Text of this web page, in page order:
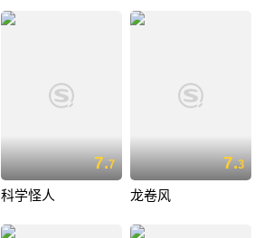
7.7
科学怪人
7.3
龙卷风